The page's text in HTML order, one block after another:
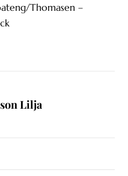
Thomasen –
Lilja